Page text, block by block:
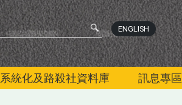
ENGLISH
系統化及路殺社資料庫 訊息專區